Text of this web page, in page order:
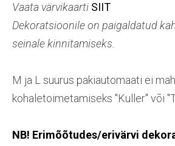
Vaata värvikaarti SIIT
Dekoratsioonile on paigaldatud
seinale kinnitamiseks.
M ja L suurus pakiautomaati ei
kohaletoimetamiseks "Kuller" või
NB! Erimõõtudes/erivärvi